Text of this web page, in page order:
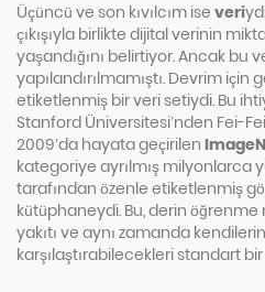
Üçüncü ve son kıvılcım ise veri
çıkışıyla birlikte dijital verinin
yaşandığını belirtiyor. Ancak bu
yapılandırılmamıştı. Devrim için
etiketlenmiş bir veri setiydi. Bu
Stanford Üniversitesi’nden Fei-
2009’da hayata geçirilen
kategoriye ayrılmış milyonlarca
tarafından özenle etiketlenmiş
kütüphaneydi. Bu, derin
yakıtı ve aynı zamanda
karşılaştırabilecekleri standart bir